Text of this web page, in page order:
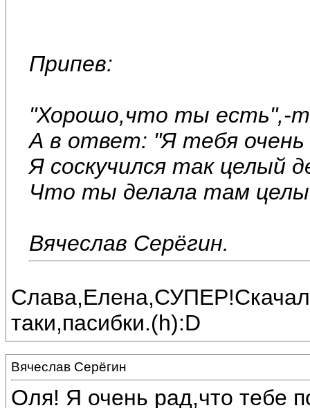
Припев:
"Хорошо,что ты есть",-
А в ответ: "Я тебя очень
Я соскучился так целый
Что ты делала там
Вячеслав Серёгин.
таки,пасибки.(h):D
Вячеслав Серёгин
Оля! Я очень рад,что тебе